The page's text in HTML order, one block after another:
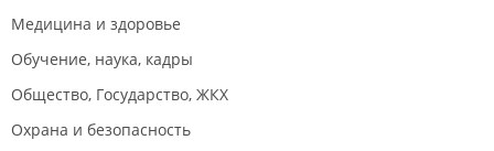
Медицина и здоровье
Обучение, наука, кадры
Общество, Государство, ЖКХ
Охрана и безопасность